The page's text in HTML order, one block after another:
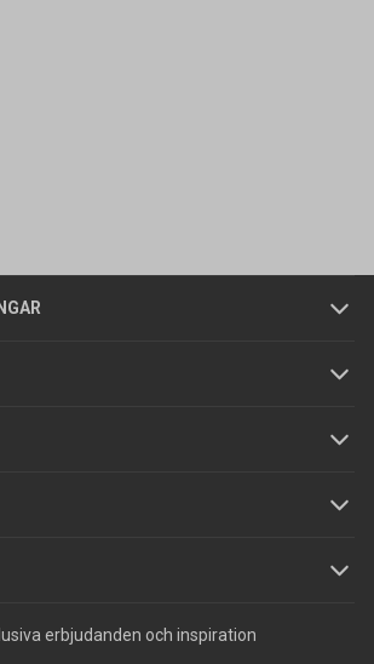
erbjudanden och inspiration